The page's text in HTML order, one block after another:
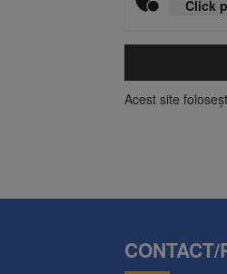
Click
Acest site